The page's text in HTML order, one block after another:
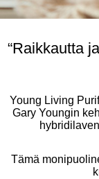
“Raikkautta
Young Living
Gary Youngin
Tämä